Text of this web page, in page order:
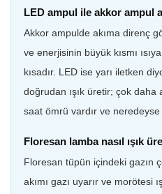
LED ampul ile akkor ampul
Akkor ampulde akıma direnç
ve enerjisinin büyük kısmı
kısadır. LED ise yarı iletken
doğrudan ışık üretir; çok
saat ömrü vardır ve neredeyse
Floresan lamba nasıl ışık
Floresan tüpün içindeki gazın
akımı gazı uyarır ve morötesi